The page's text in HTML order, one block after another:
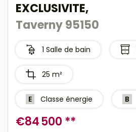
EXCLUSIVITE,
Taverny 95150
1 Salle de bain
25 m²
E Classe énergie B
€84 500 **